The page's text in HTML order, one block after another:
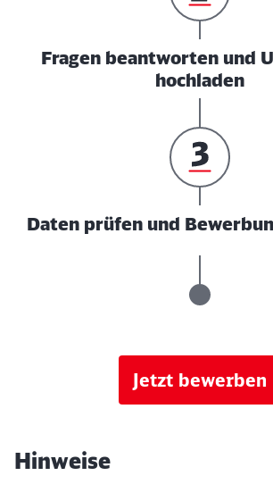
Fragen beantworten und
hochladen
Daten prüfen und
Jetzt bewerben
Hinweise